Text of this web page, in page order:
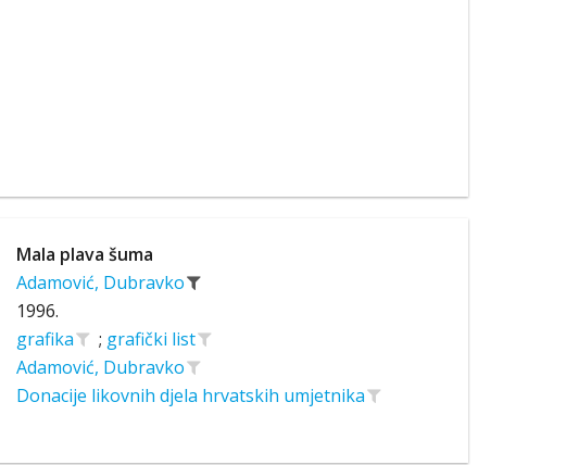
Mala plava šuma
Adamović, Dubravko
1996.
grafika ; grafički list
Adamović, Dubravko
Donacije likovnih djela hrvatskih umjetnika